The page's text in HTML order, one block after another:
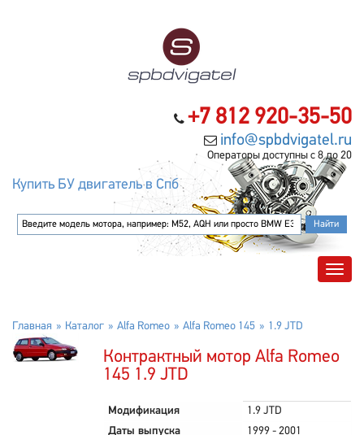
+7 812 920-35-50
info@spbdvigatel.ru
Операторы доступны с 8 до 20
Купить БУ двигатель в Спб
Главная Каталог Alfa Romeo Alfa Romeo 145 1.9 JTD
Контрактный мотор Alfa Romeo
145 1.9 JTD
Модификация
1.9 JTD
Даты выпуска
1999 - 2001